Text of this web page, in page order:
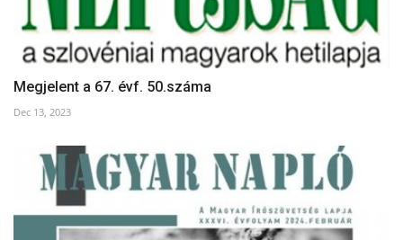
Megjelent a 67. évf. 50.száma
Dec 13, 2023